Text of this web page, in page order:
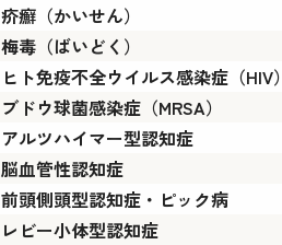
疥癬（かいせん）
梅毒（ばいどく）
ヒト免疫不全ウイルス感染症（HIV
ブドウ球菌感染症（MRSA）
アルツハイマー型認知症
脳血管性認知症
前頭側頭型認知症・ピック病
レビー小体型認知症